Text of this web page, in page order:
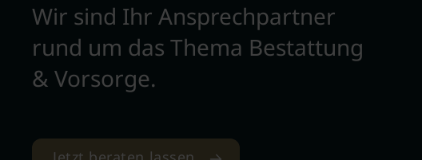
Wir sind Ihr Ansprechpartner
rund um das Thema Bestattung
& Vorsorge.